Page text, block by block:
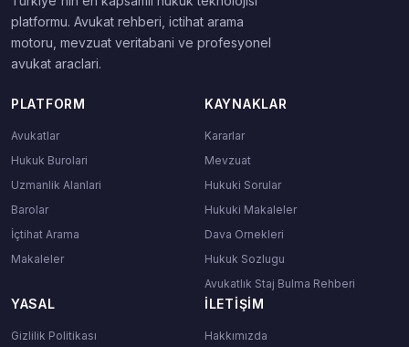
platformu. Avukat rehberi, ictihat arama
motoru, mevzuat veritabani ve profesyonel
avukat araclari.
PLATFORM
Avukatlar
Hukuk Burolari
Uzmanlik Alanlari
Barolar
İçtihat Arama
Makaleler
KAYNAKLAR
Kararlar
Mevzuat
Hukuki Sorular
Hukuki Makaleler
Dava Ornekleri
Hukuk Sozlugu
Avukatlık Staj Bulma Rehberi
YASAL
Gizlilik Politikası
İLETIŞIM
Hakkımızda